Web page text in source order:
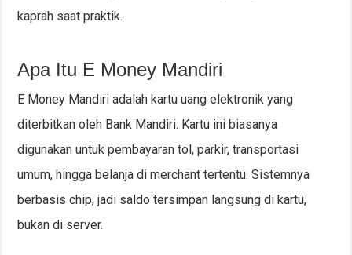
kaprah saat praktik.
Apa Itu E Money Mandiri
E Money Mandiri adalah kartu uang elektronik yang
diterbitkan oleh Bank Mandiri. Kartu ini biasanya
digunakan untuk pembayaran tol, parkir, transportasi
umum, hingga belanja di merchant tertentu. Sistemnya
berbasis chip, jadi saldo tersimpan langsung di kartu,
bukan di server.